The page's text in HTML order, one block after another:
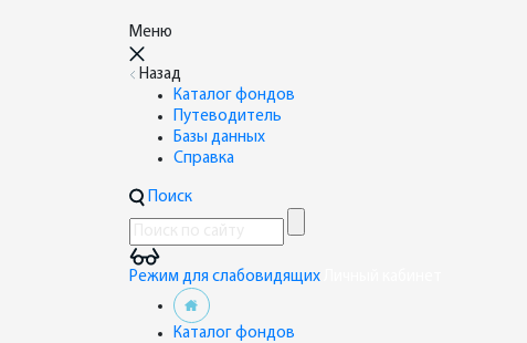
Меню
Назад
Каталог фондов
Путеводитель
Базы данных
Справка
Поиск
Режим для слабовидящих
Каталог фондов